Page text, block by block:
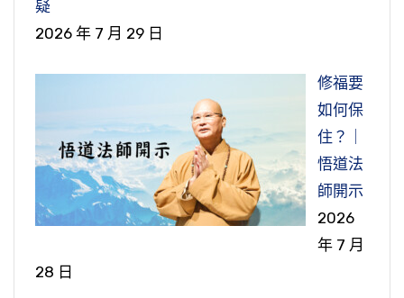
疑
2026 年 7 月 29 日
修福要
如何保
住？｜
悟道法
師開示
2026
年 7 月
28 日